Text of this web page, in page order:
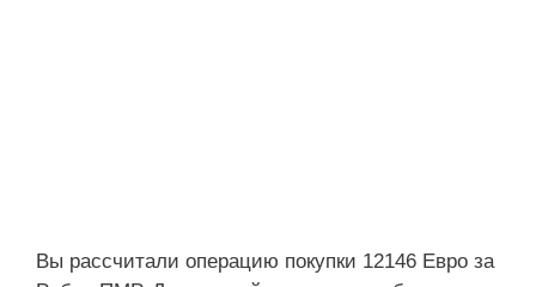
Вы рассчитали операцию покупки 12146 Евро за